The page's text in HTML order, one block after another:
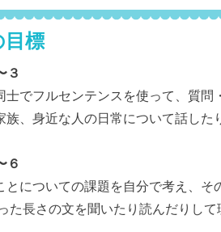
目標
３
士でフルセンテンスを使って、質問
族、身近な人の日常について話し
６
とについての課題を自分で考え、そ
た長さの文を聞いたり読んだりし